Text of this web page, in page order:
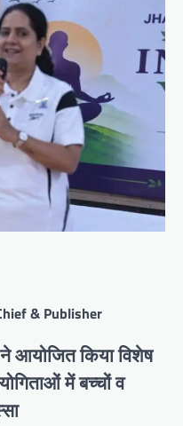
& Publisher
आयोजित किया विशेष
में बच्चों व